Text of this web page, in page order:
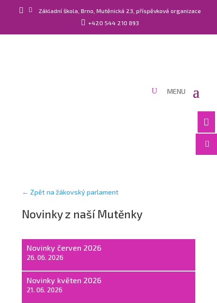
  Základní škola, Brno, Mutěnická 23, příspěvková organizace
 +420 544 210 893


← Zpět na žákovský parlament
Novinky z naší Mutěnky
Novinky červen 2026
26. 06. 2026
Novinky květen 2026
21. 06. 2026